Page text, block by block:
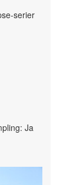
serier
Ja